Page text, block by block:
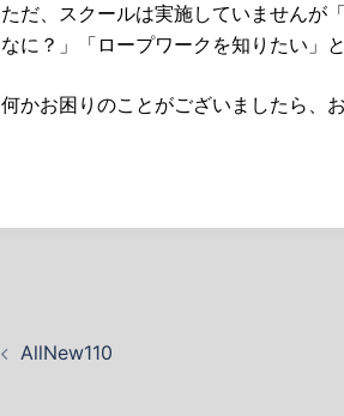
ただ、スクールは実施していませんが
なに？」「ロープワークを知りたい」
何かお困りのことがございましたら、
AllNew110